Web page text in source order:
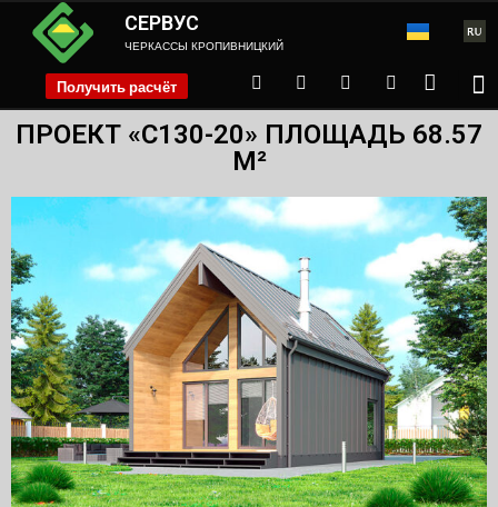
СЕРВУС
ЧЕРКАССЫ КРОПИВНИЦКИЙ
Получить расчёт phone
ПРОЕКТ «С130-20» ПЛОЩАДЬ 68.57
М²